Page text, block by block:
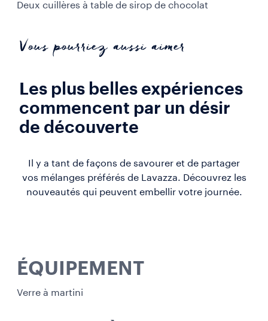
Deux cuillères à table de sirop de chocolat
Vous pourriez aussi aimer
Les plus belles expériences
commencent par un désir
de découverte
Il y a tant de façons de savourer et de partager
vos mélanges préférés de Lavazza. Découvrez les
nouveautés qui peuvent embellir votre journée.
ÉQUIPEMENT
Verre à martini